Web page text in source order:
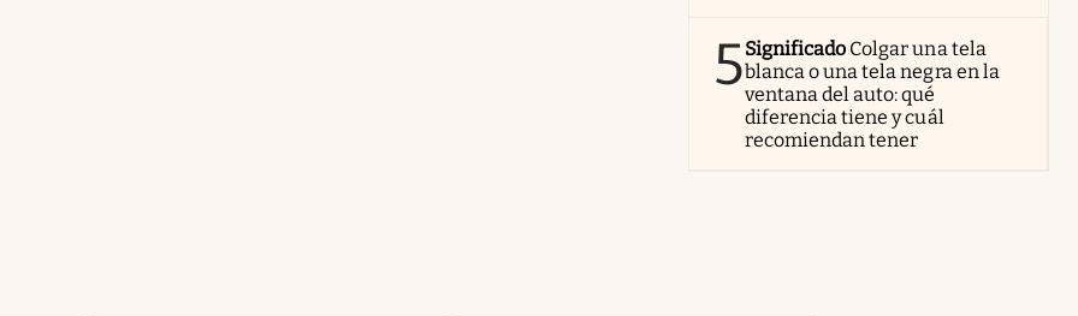
5Significado Colgar una tela
blanca o una tela negra en la
ventana del auto: qué
diferencia tiene y cuál
recomiendan tener